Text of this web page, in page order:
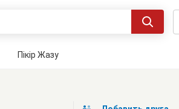
Пікір Жазу